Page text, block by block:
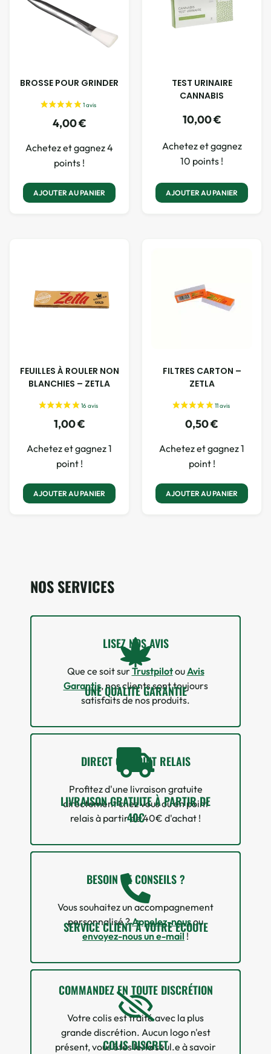
BROSSE POUR GRINDER
4,00€
Achetez et gagnez 4
points !
AJOUTER AU PANIER
TEST URINAIRE
CANNABIS
10,00€
Achetez et gagnez
10 points !
AJOUTER AU PANIER
FEUILLES À ROULER NON
BLANCHIES – ZETLA
1,00€
Achetez et gagnez 1
point !
AJOUTER AU PANIER
FILTRES CARTON –
ZETLA
0,50€
Achetez et gagnez 1
point !
AJOUTER AU PANIER
NOS SERVICES
UNE QUALITÉ GARANTIE
LISEZ NOS AVIS
Que ce soit surTrustpilotouAvis
Garantis, nos clients sont toujours
satisfaits de nos produits.
LIVRAISON GRATUITE À PARTIR DE
40€
DIRECT OU POINT RELAIS
Profitez d'une livraison gratuite
directement chez vous ou en point
relais à partir de 40€ d'achat !
SERVICE CLIENT À VOTRE ÉCOUTE
BESOIN DE CONSEILS ?
Vous souhaitez un accompagnement
personnalisé ?Appelez-nousou
envoyez-nous un e-mail!
COLIS DISCRET
COMMANDEZ EN TOUTE DISCRÉTION
Votre colis est traité avec la plus
grande discrétion. Aucun logo n'est
présent, vous êtes le/la seul.e à savoir